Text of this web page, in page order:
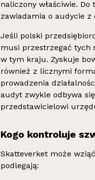
naliczony właściwie.
zawiadamia o audycie
Jeśli polski
musi przestrzegać tych
w tym kraju. Zyskuje
również z licznymi
prowadzenia
audyt zwykle odbywa
przedstawicielowi
Kogo kontroluje
Skatteverket może
podlegają: